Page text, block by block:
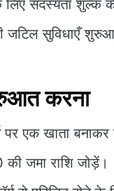
लिए सदस्यता शुल्क
जटिल सुविधाएँ
करना
पर एक खाता
जमा राशि जोड़ें।